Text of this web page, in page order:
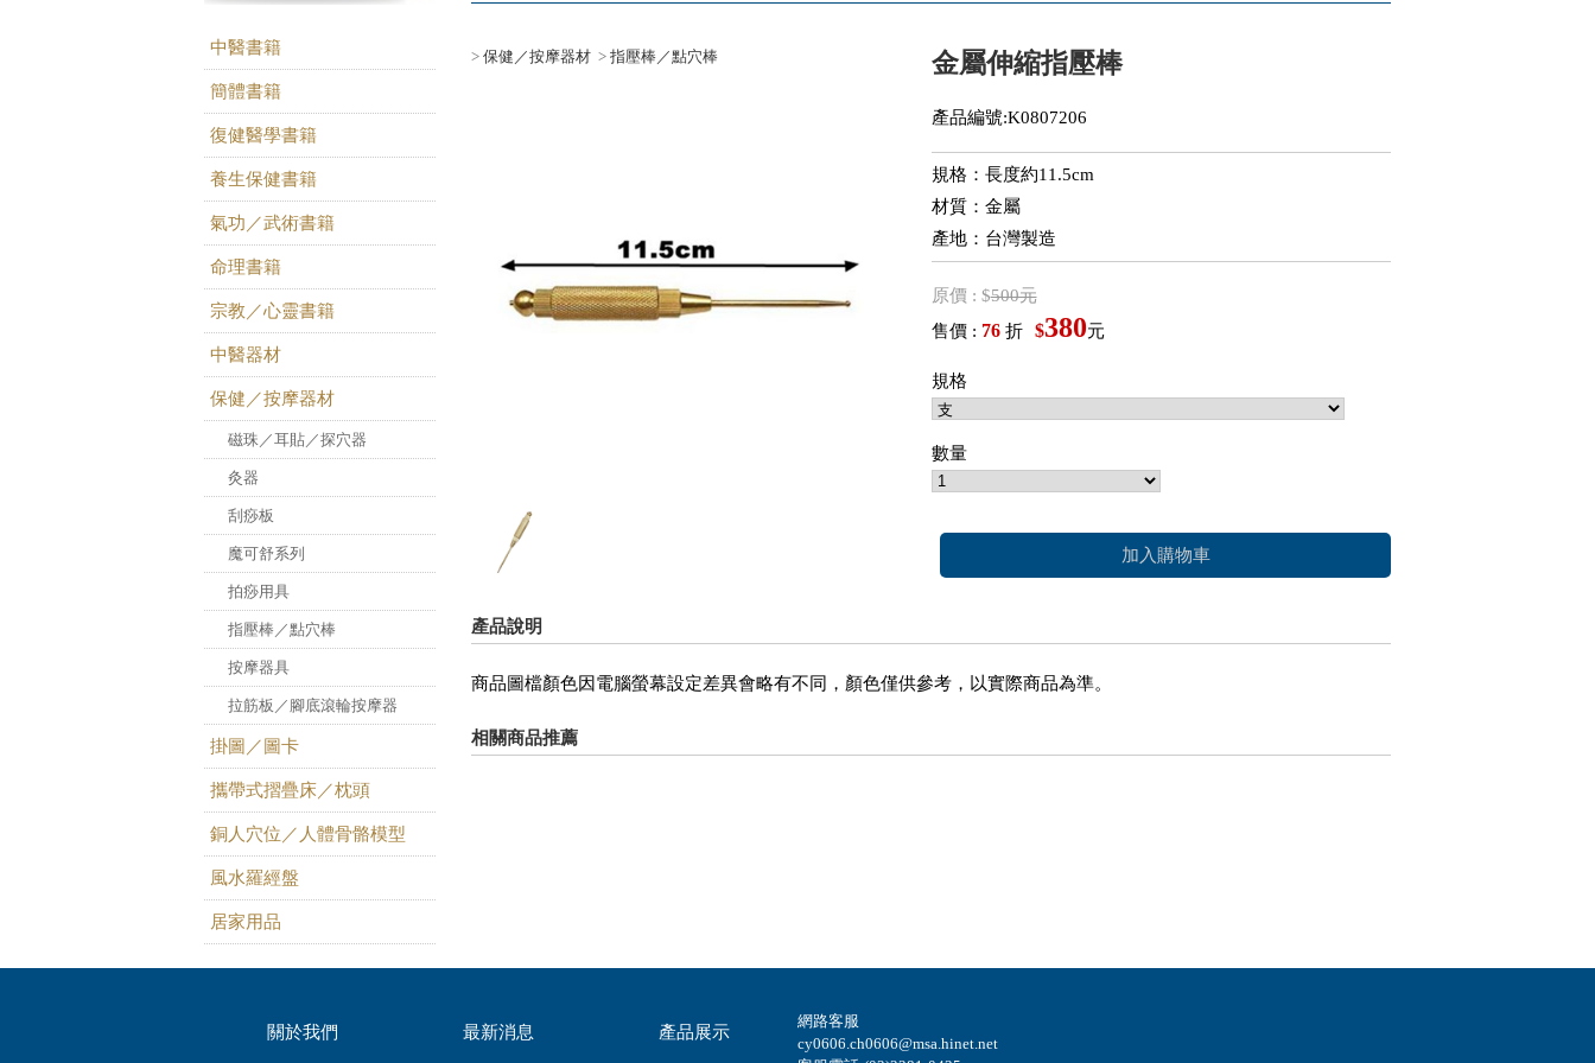
中醫書籍
簡體書籍
復健醫學書籍
養生保健書籍
氣功／武術書籍
命理書籍
宗教／心靈書籍
中醫器材
保健／按摩器材
磁珠／耳貼／探穴器
灸器
刮痧板
魔可舒系列
拍痧用具
指壓棒／點穴棒
按摩器具
拉筋板／腳底滾輪按摩器
掛圖／圖卡
攜帶式摺疊床／枕頭
銅人穴位／人體骨骼模型
風水羅經盤
居家用品
> 保健／按摩器材 > 指壓棒／點穴棒 金屬伸縮指壓棒
產品編號:K0807206
規格：長度約11.5cm
材質：金屬
產地：台灣製造
原價 : $500元
售價 : 76折 $380元
規格
數量
加入購物車
產品說明
商品圖檔顏色因電腦螢幕設定差異會略有不同，顏色僅供參考，以實際商品為準。
相關商品推薦
關於我們 最新消息 產品展示
網路客服
cy0606.ch0606@msa.hinet.net